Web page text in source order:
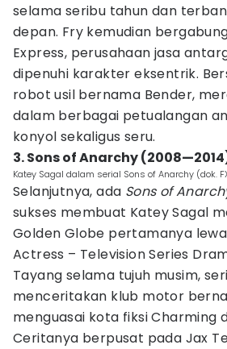
selama seribu tahun dan
depan. Fry kemudian
Express, perusahaan jasa
dipenuhi karakter eksentrik.
robot usil bernama Bender,
dalam berbagai petualangan
konyol sekaligus seru.
3. Sons of Anarchy
Katey Sagal dalam serial Sons of Anarchy (dok.
Selanjutnya, ada Sons of
sukses membuat Katey Sagal
Golden Globe pertamanya
Actress – Television Series
Tayang selama tujuh musim,
menceritakan klub motor
menguasai kota fiksi Charming
Ceritanya berpusat pada Jax